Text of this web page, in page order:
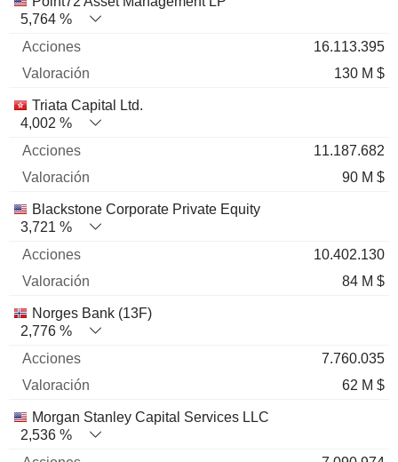
5,764 %
16.113.395
130 M $
Triata Capital Ltd.
4,002 %
11.187.682
90 M $
Blackstone Corporate Private Equity
3,721 %
10.402.130
84 M $
Norges Bank (13F)
2,776 %
7.760.035
62 M $
Morgan Stanley Capital Services LLC
2,536 %